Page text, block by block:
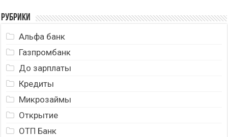
Рубрики
Альфа банк
Газпромбанк
До зарплаты
Кредиты
Микрозаймы
Открытие
ОТП Банк